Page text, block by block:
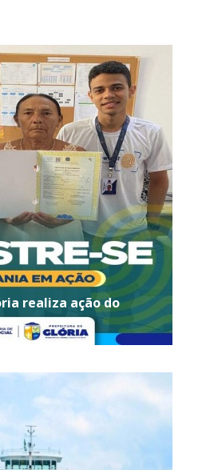
realiza ação do